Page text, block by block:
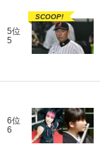
5位
5
SCOOP!
6位
6